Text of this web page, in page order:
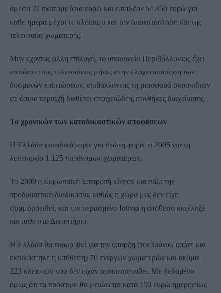
άμεσα 22 εκατομμύρια ευρώ και επιπλέον 54.450 ευρώ για
κάθε ημέρα μέχρι το κλείσιμο και την αποκατάσταση και της
τελευταίας χωματερής.
Μην έχοντας άλλη επιλογή, το υπουργείο Περιβάλλοντος έχει
εστιάσει τους τελευταίους μήνες στην ελαχιστοποίηση των
δυσμενών επιπτώσεων, επιβάλλοντας τη μεταφορά σκουπιδιών
σε όποια περιοχή διαθέτει στοιχειώδεις συνθήκες διαχείρισης.
Το χρονικών των καταδικαστικών αποφάσεων
Η Ελλάδα καταδικάστηκε για πρώτη φορά το 2005 για τη
λειτουργία 1.125 παράνομων χωματερών.
Το 2009 η Ευρωπαϊκή Επιτροπή κίνησε και πάλι την
προδικαστική διαδικασία, καθώς η χώρα μας δεν είχε
συμμορφωθεί, και τον περασμένο Ιούνιο η υπόθεση κατέληξε
και πάλι στο Δικαστήριο.
Η Ελλάδα θα τιμωρηθεί για την ύπαρξη (τον Ιούνιο, οπότε και
εκδικάστηκε η υπόθεση) 70 ενεργών χωματερών και ακόμα
223 κλειστών που δεν είχαν αποκατασταθεί. Με δεδομένο
όμως ότι το πρόστιμο θα μειώνεται κατά 150 ευρώ ημερησίως